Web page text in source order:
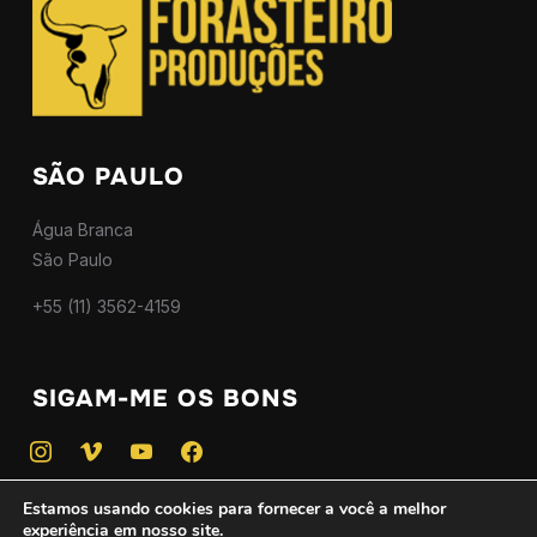
SÃO PAULO
Água Branca
São Paulo
+55 (11) 3562-4159
SIGAM-ME OS BONS
instagramvimeo youtubefacebook
Estamos usando cookies para fornecer a você a melhor
experiência em nosso site.